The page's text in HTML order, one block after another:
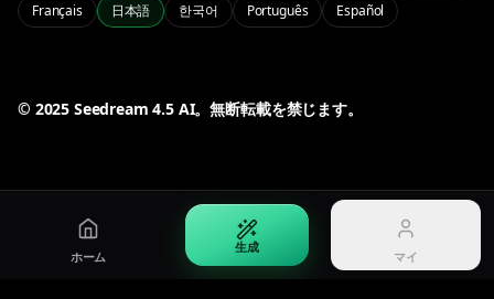
Français
日本語 한국어 Português Español
© 2025 Seedream 4.5 AI。無断転載を禁じます。
Seedream 5.0 Pro
プロ品質と制御の Seedream 5.0
ホーム
生成
マイ